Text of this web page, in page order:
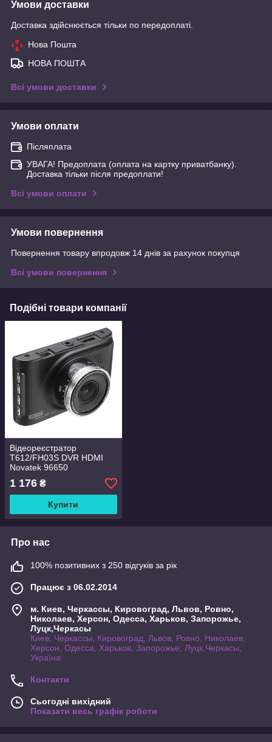
Умови доставки
Доставка здійснюється тільки по передоплаті.
Нова Пошта
НОВА ПОШТА
Всі умови доставки
Умови оплати
Післяплата
УВАГА! Предоплата (оплата на картку приватбанку).
Доставка тільки після предоплати!
Всі умови оплати
Умови повернення
Повернення товару впродовж 14 днів за рахунок покупця
Всі умови повернення
Подібні товари компанії
Відеореєстратор
T612/FH03S DVR HDMI
Novatek 96650
1 176 ₴
Купити
Про нас
100% позитивних з 250 відгуків за рік
Працює з 06.02.2014
м. Киев, Черкассы, Кировоград, Львов, Ровно,
Николаев, Херсон, Одесса, Харьков, Запорожье,
Луцк,Черкасы
Киев, Черкассы, Кировоград, Львов, Ровно, Николаев,
Херсон, Одесса, Харьков, Запорожье, Луцк,Черкасы,
Україна
Контакти
Сьогодні вихідний
Показати весь графік роботи